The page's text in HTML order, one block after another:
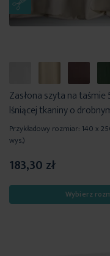
Zasłona szyta na taśmie
lśniącej tkaniny o
Przykładowy rozmiar: 140 x
wys.)
183,30 zł
Wybierz